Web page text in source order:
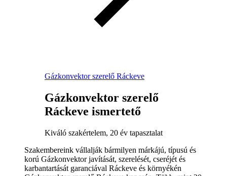
Gázkonvektor szerelő Ráckeve
Gázkonvektor szerelő
Ráckeve ismertető
Kiváló szakértelem, 20 év tapasztalat
Szakembereink vállalják bármilyen márkájú, típusú és
korú Gázkonvektor javítását, szerelését, cseréjét és
karbantartását garanciával Ráckeve és környékén